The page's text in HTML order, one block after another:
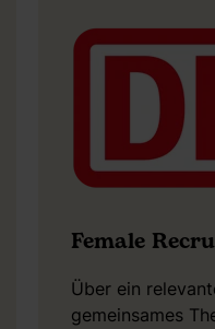
Female
Über ein
gemeinsames